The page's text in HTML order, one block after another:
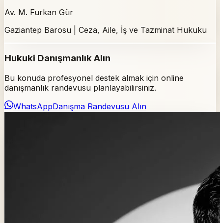
Av. M. Furkan Gür
Gaziantep Barosu | Ceza, Aile, İş ve Tazminat Hukuku
Hukuki Danışmanlık Alın
Bu konuda profesyonel destek almak için online
danışmanlık randevusu planlayabilirsiniz.
WhatsAppDanışma Randevusu Alın